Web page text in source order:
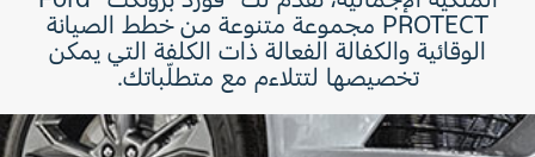
PROTECT مجموعة متنوعة من خطط الصيانة
الوقائية والكفالة الفعالة ذات الكلفة التي يمكن
تخصيصها لتتلاءم مع متطلّباتك.